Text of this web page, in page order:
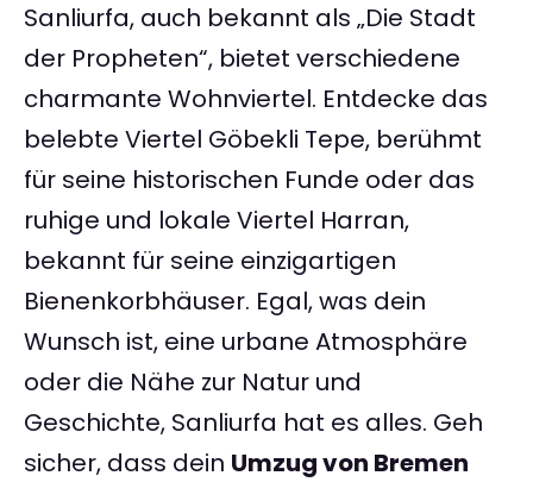
Sanliurfa, auch bekannt als „Die Stadt
der Propheten“, bietet verschiedene
charmante Wohnviertel. Entdecke das
belebte Viertel Göbekli Tepe, berühmt
für seine historischen Funde oder das
ruhige und lokale Viertel Harran,
bekannt für seine einzigartigen
Bienenkorbhäuser. Egal, was dein
Wunsch ist, eine urbane Atmosphäre
oder die Nähe zur Natur und
Geschichte, Sanliurfa hat es alles. Geh
sicher, dass dein Umzug von Bremen